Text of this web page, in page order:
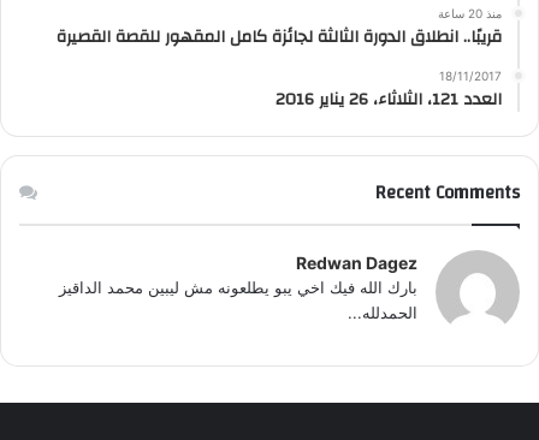
منذ 20 ساعة
قريبًا.. انطلاق الدورة الثالثة لجائزة كامل المقهور للقصة القصيرة
18/11/2017
العدد 121، الثلاثاء، 26 يناير 2016
Recent Comments
Redwan Dagez
بارك الله فيك اخي يبو يطلعونه مش ليبين محمد الداقيز
الحمدلله...